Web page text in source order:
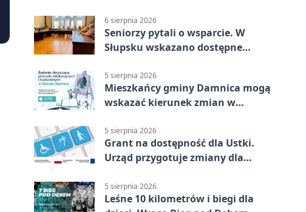
6 sierpnia 2026
Seniorzy pytali o wsparcie. W
Słupsku wskazano dostępne
5 sierpnia 2026
Mieszkańcy gminy Damnica mogą
wskazać kierunek zmian w
5 sierpnia 2026
Grant na dostępność dla Ustki.
Urząd przygotuje zmiany dla
5 sierpnia 2026
Leśne 10 kilometrów i biegi dla